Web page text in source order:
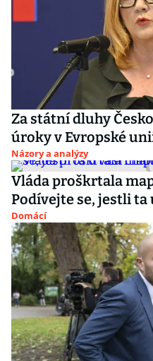
Za státní dluhy
úroky v Evropské
Názory a analýzy
Vláda proškrtala
Podívejte se, jestli
Domácí